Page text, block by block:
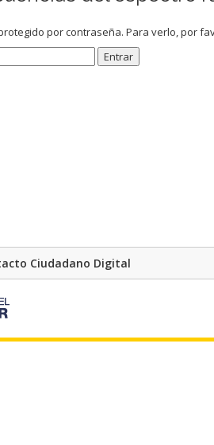
por contraseña. Para verlo, por
Ciudadano Digital